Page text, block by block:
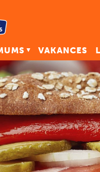
VAKANCES